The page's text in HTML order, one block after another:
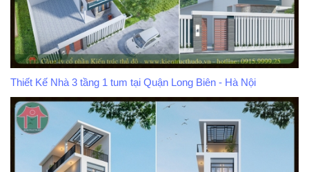
Thiết Kế Nhà 3 tầng 1 tum tại Quận Long Biên - Hà Nội